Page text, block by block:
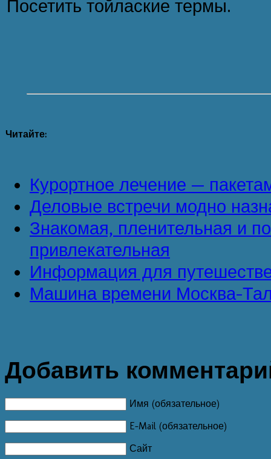
Посетить тойлаские термы.
Читайте:
Курортное лечение —
Деловые встречи модно
Знакомая, пленительная и
привлекательная
Информация для
Машина времени Москва-
Добавить
Имя (обязательное)
E-Mail (обязательное)
Сайт